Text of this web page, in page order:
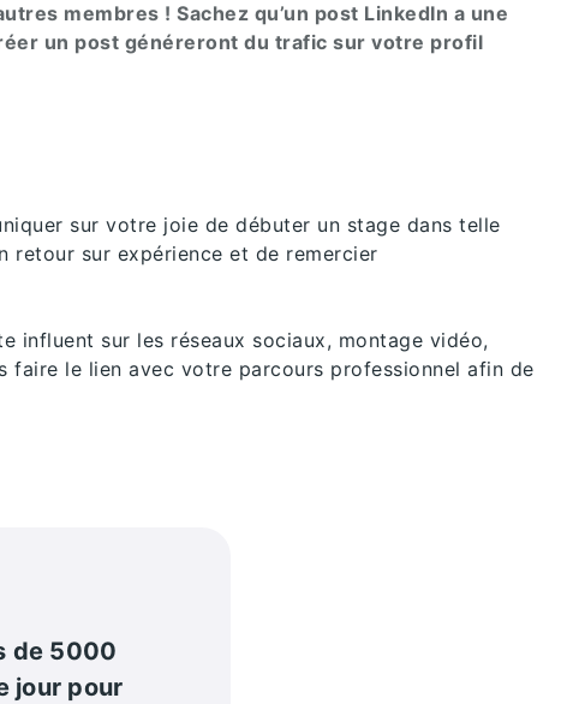
membres ! Sachez qu’un post LinkedIn a une
un post généreront du trafic sur votre profil
sur votre joie de débuter un stage dans telle
retour sur expérience et de remercier
influent sur les réseaux sociaux, montage vidéo,
le lien avec votre parcours professionnel afin de
de 5000
jour pour